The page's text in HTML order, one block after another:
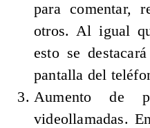
para comentar,
otros. Al igual
esto se
pantalla del
Aumento de
videollamadas.